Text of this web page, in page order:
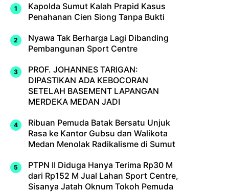
Kapolda Sumut Kalah Prapid Kasus
Penahanan Cien Siong Tanpa Bukti
Nyawa Tak Berharga Lagi Dibanding
Pembangunan Sport Centre
PROF. JOHANNES TARIGAN:
DIPASTIKAN ADA KEBOCORAN
SETELAH BASEMENT LAPANGAN
MERDEKA MEDAN JADI
Ribuan Pemuda Batak Bersatu Unjuk
Rasa ke Kantor Gubsu dan Walikota
Medan Menolak Radikalisme di Sumut
PTPN II Diduga Hanya Terima Rp30 M
dari Rp152 M Jual Lahan Sport Centre,
Sisanya Jatah Oknum Tokoh Pemuda